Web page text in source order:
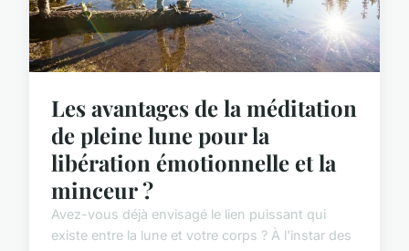
Les avantages de la méditation
de pleine lune pour la
libération émotionnelle et la
minceur ?
Avez-vous déjà envisagé le lien puissant qui
existe entre la lune et votre corps ? À l'instar des